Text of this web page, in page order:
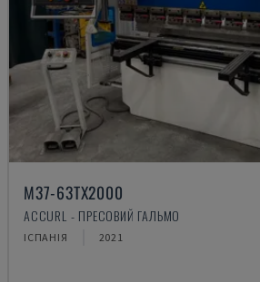
M37-63TX2000
ACCURL - ПРЕСОВИЙ ГАЛЬМО
ІСПАНІЯ 2021